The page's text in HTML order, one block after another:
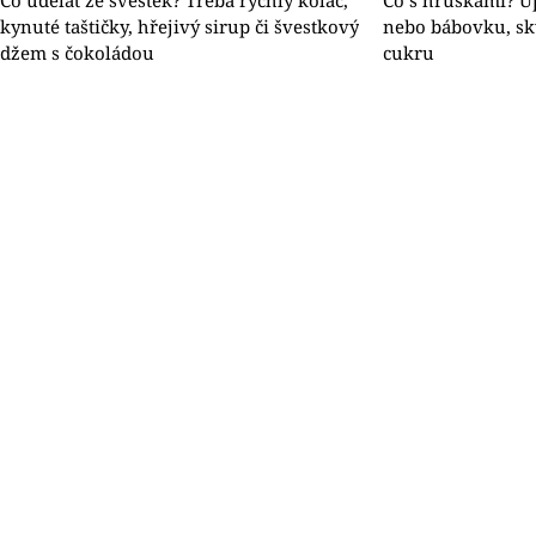
kynuté taštičky, hřejivý sirup či švestkový
džem s čokoládou
nebo bábovku,
cukru